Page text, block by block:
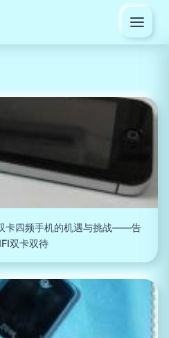
卡四频手机的机遇与挑战——告
双卡双待